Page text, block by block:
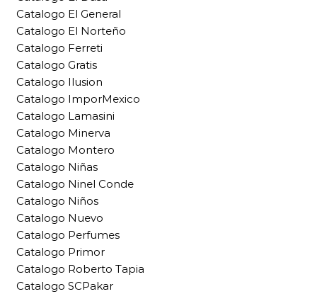
Catalogo El General
Catalogo El Norteño
Catalogo Ferreti
Catalogo Gratis
Catalogo Ilusion
Catalogo ImporMexico
Catalogo Lamasini
Catalogo Minerva
Catalogo Montero
Catalogo Niñas
Catalogo Ninel Conde
Catalogo Niños
Catalogo Nuevo
Catalogo Perfumes
Catalogo Primor
Catalogo Roberto Tapia
Catalogo SCPakar